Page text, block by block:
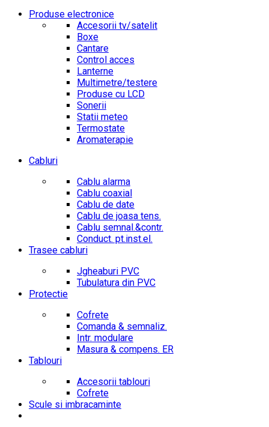
Produse electronice
Accesorii tv/satelit
Boxe
Cantare
Control acces
Lanterne
Multimetre/testere
Produse cu LCD
Sonerii
Statii meteo
Termostate
Aromaterapie
Cabluri
Cablu alarma
Cablu coaxial
Cablu de date
Cablu de joasa tens.
Cablu semnal.&contr.
Conduct. pt.inst.el.
Trasee cabluri
Jgheaburi PVC
Tubulatura din PVC
Protectie
Cofrete
Comanda & semnaliz.
Intr. modulare
Masura & compens. ER
Tablouri
Accesorii tablouri
Cofrete
Scule si imbracaminte